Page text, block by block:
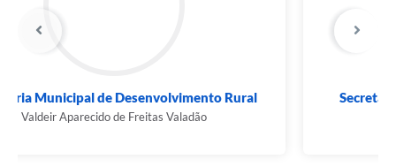
Secretaria de Desenvolvimento Econômico,...
Ademilson Junqueira de Paula